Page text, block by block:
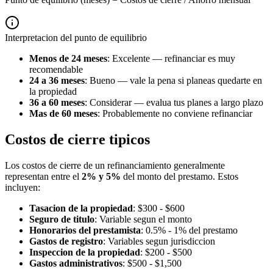
Interpretacion del punto de equilibrio
Menos de 24 meses: Excelente — refinanciar es muy
recomendable
24 a 36 meses: Bueno — vale la pena si planeas quedarte en
la propiedad
36 a 60 meses: Considerar — evalua tus planes a largo plazo
Mas de 60 meses: Probablemente no conviene refinanciar
Costos de cierre tipicos
Los costos de cierre de un refinanciamiento generalmente
representan entre el 2% y 5% del monto del prestamo. Estos
incluyen:
Tasacion de la propiedad: $300 - $600
Seguro de titulo: Variable segun el monto
Honorarios del prestamista: 0.5% - 1% del prestamo
Gastos de registro: Variables segun jurisdiccion
Inspeccion de la propiedad: $200 - $500
Gastos administrativos: $500 - $1,500